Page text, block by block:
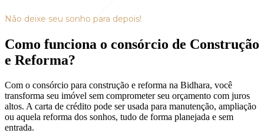
Não deixe seu sonho para depois!
Como funciona o consórcio de Construção
e Reforma?
Com o consórcio para construção e reforma na Bidhara, você
transforma seu imóvel sem comprometer seu orçamento com juros
altos. A carta de crédito pode ser usada para manutenção, ampliação
ou aquela reforma dos sonhos, tudo de forma planejada e sem
entrada.